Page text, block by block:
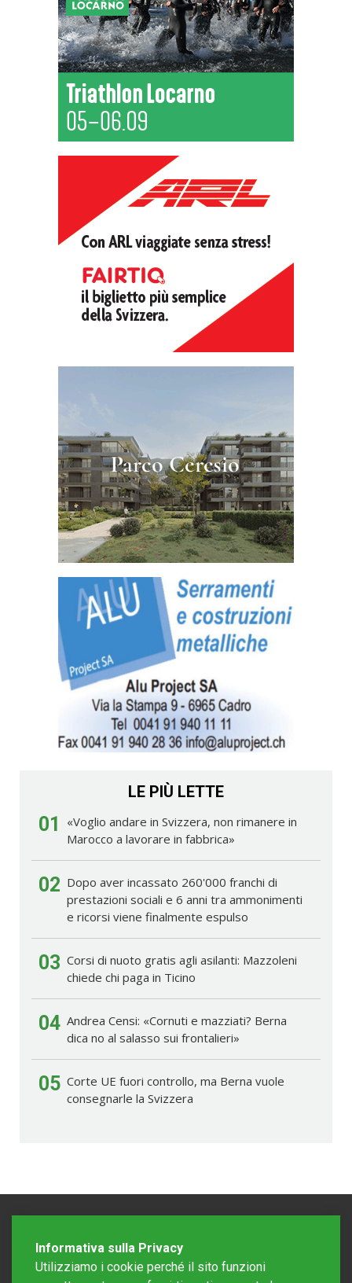
LE PIÙ LETTE
01
«Voglio andare in Svizzera, non rimanere in
Marocco a lavorare in fabbrica»
02 Dopo aver incassato 260'000 franchi di
prestazioni sociali e 6 anni tra ammonimenti
e ricorsi viene finalmente espulso
03 Corsi di nuoto gratis agli asilanti: Mazzoleni
chiede chi paga in Ticino
04 Andrea Censi: «Cornuti e mazziati? Berna
dica no al salasso sui frontalieri»
05 Corte UE fuori controllo, ma Berna vuole
consegnarle la Svizzera
Informativa sulla Privacy
Utilizziamo i cookie perché il sito funzioni